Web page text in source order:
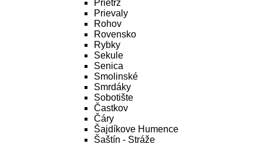
Prietrž
Prievaly
Rohov
Rovensko
Rybky
Sekule
Senica
Smolinské
Smrdáky
Sobotište
Častkov
Čáry
Šajdíkove Humence
Šaštín - Stráže